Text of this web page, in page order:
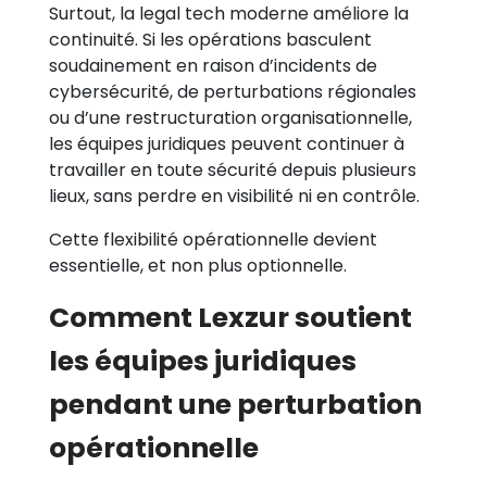
Surtout, la legal tech moderne améliore la
continuité. Si les opérations basculent
soudainement en raison d’incidents de
cybersécurité, de perturbations régionales
ou d’une restructuration organisationnelle,
les équipes juridiques peuvent continuer à
travailler en toute sécurité depuis plusieurs
lieux, sans perdre en visibilité ni en contrôle.
Cette flexibilité opérationnelle devient
essentielle, et non plus optionnelle.
Comment Lexzur soutient
les équipes juridiques
pendant une perturbation
opérationnelle